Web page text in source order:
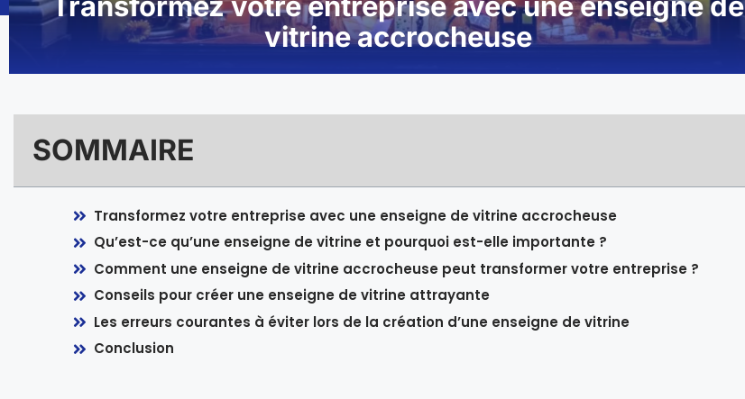
vitrine accrocheuse
SOMMAIRE
Transformez votre entreprise avec une enseigne de vitrine accrocheuse
Qu’est-ce qu’une enseigne de vitrine et pourquoi est-elle importante ?
Comment une enseigne de vitrine accrocheuse peut transformer votre entreprise ?
Conseils pour créer une enseigne de vitrine attrayante
Les erreurs courantes à éviter lors de la création d’une enseigne de vitrine
Conclusion